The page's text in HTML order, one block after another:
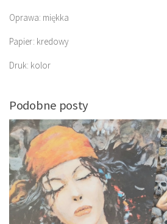
Oprawa: miękka
Papier: kredowy
Druk: kolor
Podobne posty